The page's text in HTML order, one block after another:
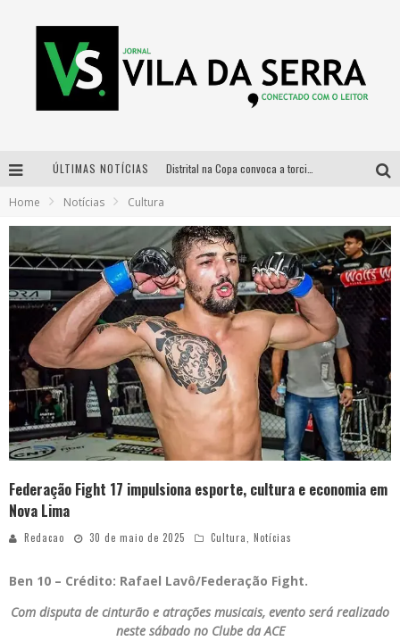
ÚLTIMAS NOTÍCIAS
Cidade Junina se consolida como vitrine estratégica para grandes marcas e se despede com Xand Avião e Mari Fernandez
Designer mineira lança jogo educativo sobre coleta seletiva na maior feira de jogos de tabuleiro da América Latina
Home Notícias Cultura
Federação Fight 17 impulsiona esporte, cultura e economia em
Nova Lima
Redacao 30 de maio de 2025 Cultura, Notícias
Ben 10 – Crédito: Rafael Lavô/Federação Fight.
Com disputa de cinturão e atrações musicais, evento será realizado
neste sábado no Clube da ACE